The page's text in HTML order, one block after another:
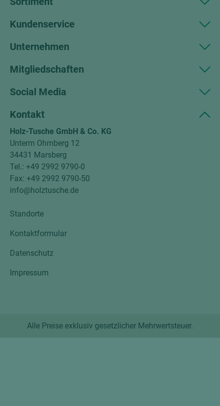
Kundenservice
Unternehmen
Mitgliedschaften
Social Media
Kontakt
Holz-Tusche GmbH & Co. KG
Unterm Ohmberg 12
34431 Marsberg
Tel.: +49 2992 9790-0
Fax: +49 2992 9790-50
info@holztusche.de
Standorte
Kontaktformular
Datenschutz
Impressum
Alle Preise exklusiv gesetzlicher Mehrwertsteuer.